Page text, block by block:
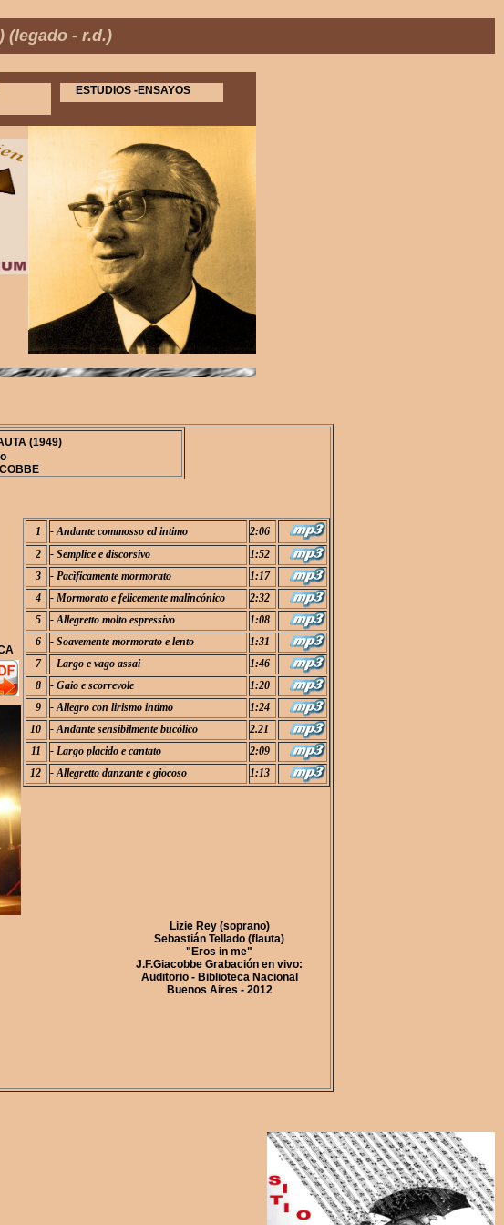
(legado - r.d.)
ESTUDIOS -ENSAYOS
(1949)
1 - Andante commosso ed intimo
2:06
2
- Semplice e discorsivo
1:52
3
- Pacìficamente mormorato
1:17
4
- Mormorato e felicemente malincónico
2:32
5
- Allegretto molto espressivo
1:08
6
- Soavemente mormorato e lento
1:31
7
- Largo e vago assai
1:46
8
- Gaio e scorrevole
1:20
9
- Allegro con lirismo intimo
1:24
10
- Andante sensibilmente bucólico
2.21
11
- Largo placido e cantato
2:09
12
- Allegretto danzante e giocoso 1:13
Lizie Rey (soprano)
Sebastián Tellado (flauta)
"Eros in me"
J.F.Giacobbe Grabación en vivo:
Auditorio - Biblioteca Nacional
Buenos Aires - 2012